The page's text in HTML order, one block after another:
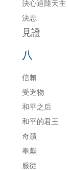
決心追隨天主
決志
見證
八
信賴
受造物
和平之后
和平的君王
奇蹟
奉獻
服從